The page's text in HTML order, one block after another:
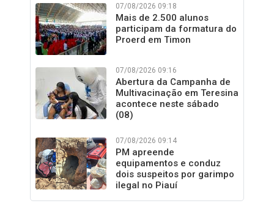
07/08/2026 09:18
Mais de 2.500 alunos
participam da formatura do
Proerd em Timon
07/08/2026 09:16
Abertura da Campanha de
Multivacinação em Teresina
acontece neste sábado
(08)
07/08/2026 09:14
PM apreende
equipamentos e conduz
dois suspeitos por garimpo
ilegal no Piauí